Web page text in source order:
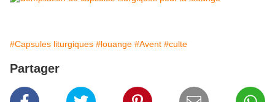
#Capsules liturgiques #louange #Avent #culte
Partager